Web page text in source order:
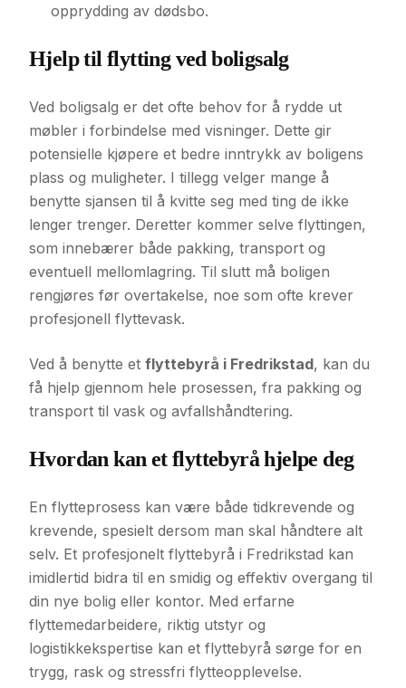
opprydding av dødsbo.
Hjelp til flytting ved boligsalg
Ved boligsalg er det ofte behov for å rydde ut
møbler i forbindelse med visninger. Dette gir
potensielle kjøpere et bedre inntrykk av boligens
plass og muligheter. I tillegg velger mange å
benytte sjansen til å kvitte seg med ting de ikke
lenger trenger. Deretter kommer selve flyttingen,
som innebærer både pakking, transport og
eventuell mellomlagring. Til slutt må boligen
rengjøres før overtakelse, noe som ofte krever
profesjonell flyttevask.
Ved å benytte et flyttebyrå i Fredrikstad, kan du
få hjelp gjennom hele prosessen, fra pakking og
transport til vask og avfallshåndtering.
Hvordan kan et flyttebyrå hjelpe deg
En flytteprosess kan være både tidkrevende og
krevende, spesielt dersom man skal håndtere alt
selv. Et profesjonelt flyttebyrå i Fredrikstad kan
imidlertid bidra til en smidig og effektiv overgang til
din nye bolig eller kontor. Med erfarne
flyttemedarbeidere, riktig utstyr og
logistikkekspertise kan et flyttebyrå sørge for en
trygg, rask og stressfri flytteopplevelse.